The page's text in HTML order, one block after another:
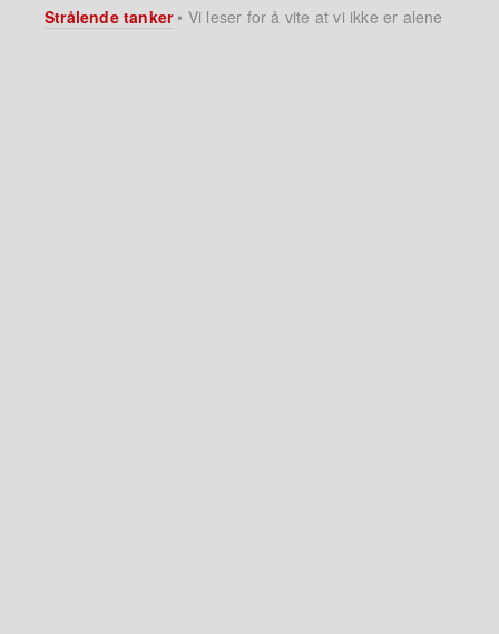
Strålende tanker• Vi leser for å vite at vi ikke er alene